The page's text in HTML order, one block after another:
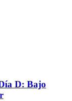
D: Bajo